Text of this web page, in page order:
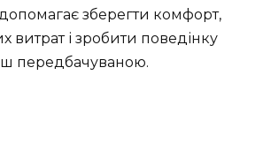
зберегти комфорт,
витрат і зробити поведінку
передбачуваною.